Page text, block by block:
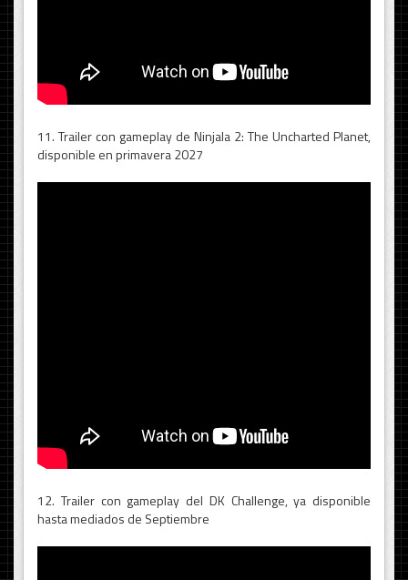
11. Trailer con gameplay de Ninjala 2: The Uncharted Planet,
disponible en primavera 2027
12. Trailer con gameplay del DK Challenge, ya disponible
hasta mediados de Septiembre